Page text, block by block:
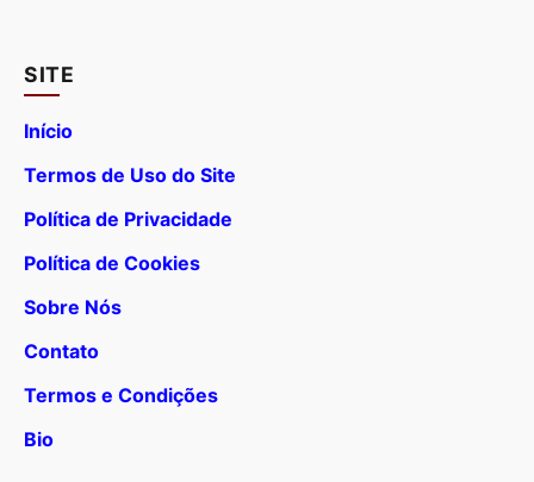
SITE
Início
Termos de Uso do Site
Política de Privacidade
Política de Cookies
Sobre Nós
Contato
Termos e Condições
Bio